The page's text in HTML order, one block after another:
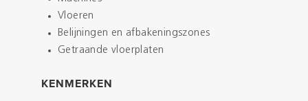
Vloeren
Belijningen en afbakeningszones
Getraande vloerplaten
KENMERKEN